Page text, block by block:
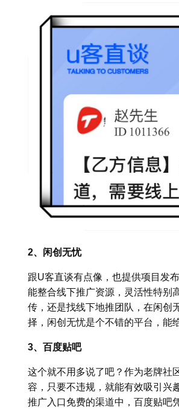
2、闲创无忧
跟U客直谈有点像，也提供项目发
能整合线下推广资源，灵活性特别
传，还是找线下地推团队，在闲创
择，闲创无忧是个不错的平台，能
3、百度贴吧
这个就不用多说了吧？作为老牌社
容，只要不违规，就能有效吸引兴
推广入口免费的渠道中，百度贴吧